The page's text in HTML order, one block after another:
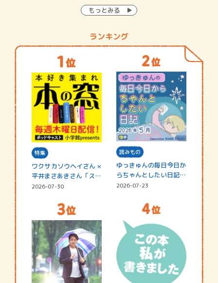
もっとみる
ランキング
特集
ワクサカソウヘイさん ×
平井まさあきさん「スペ
シャ…
2026-07-30
読みもの
ゆっきゅんの毎日今日か
らちゃんとしたい日記
☆202…
2026-07-23